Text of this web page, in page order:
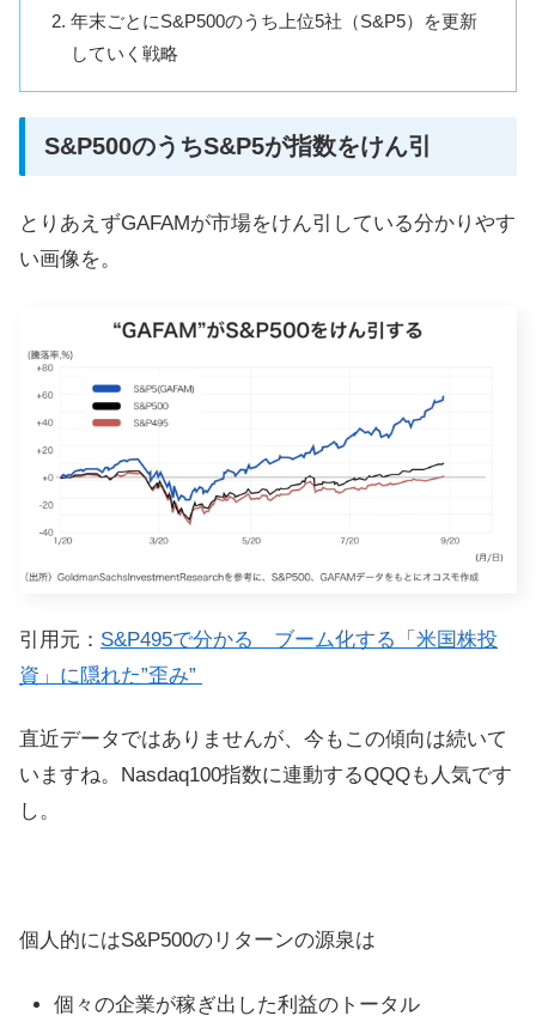
年末ごとにS&P500のうち上位5社（S&P5）を更新
していく戦略
S&P500のうちS&P5が指数をけん引
とりあえずGAFAMが市場をけん引している分かりやす
い画像を。
引用元： S&P495で分かる ブーム化する「米国株投
資」に隠れた”歪み”
直近データではありませんが、今もこの傾向は続いて
いますね。Nasdaq100指数に連動するQQQも人気です
し。
個人的にはS&P500のリターンの源泉は
個々の企業が稼ぎ出した利益のトータル